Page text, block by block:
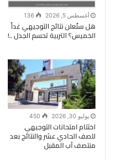
أغسطس 5, 2026 136
هل ستُعلن نتائج التوجيهي غداً
الخميس؟ التربية تحسم الجدل ..!
يوليو 30, 2026 450
اختتام امتحانات التوجيهي
للصف الحادي عشر والنتائج بعد
منتصف آب المقبل